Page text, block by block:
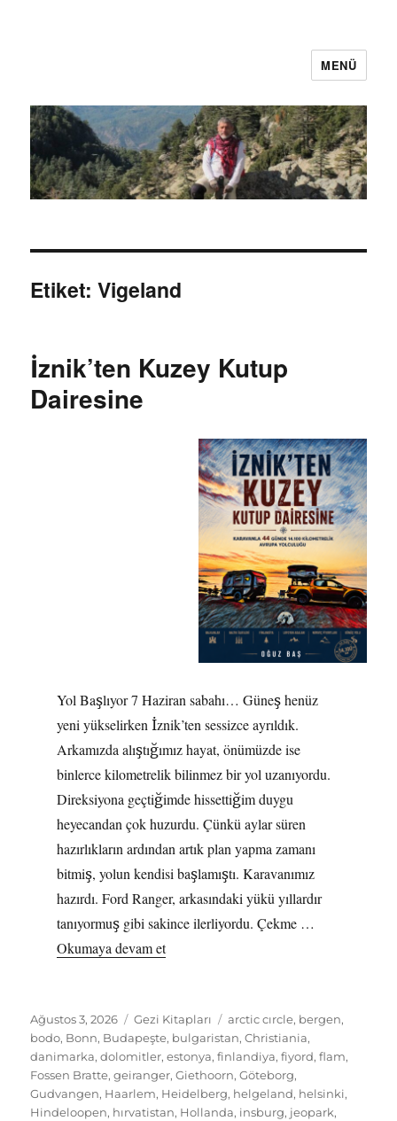
MENÜ
Etiket:Vigeland
İznik’ten Kuzey Kutup
Dairesine
Yol Başlıyor 7 Haziran sabahı… Güneş henüz
yeni yükselirken İznik’ten sessizce ayrıldık.
Arkamızda alıştığımız hayat, önümüzde ise
binlerce kilometrelik bilinmez bir yol uzanıyordu.
Direksiyona geçtiğimde hissettiğim duygu
heyecandan çok huzurdu. Çünkü aylar süren
hazırlıkların ardından artık plan yapma zamanı
bitmiş, yolun kendisi başlamıştı. Karavanımız
hazırdı. Ford Ranger, arkasındaki yükü yıllardır
tanıyormuş gibi sakince ilerliyordu. Çekme …
Okumaya devam et“İznik’ten Kuzey Kutup Dairesine”
Yayın
tarihi
Ağustos 3, 2026 Kategoriler
Gezi Kitapları Etiketler
arctic cırcle, bergen,
bodo, Bonn, Budapeşte, bulgaristan,Christiania,
danimarka,dolomitler,estonya,finlandiya,fiyord,flam,
Fossen Bratte,geiranger,Giethoorn,Göteborg,
Gudvangen, Haarlem, Heidelberg, helgeland, helsinki,
Hindeloopen, hırvatistan, Hollanda, insburg, jeopark,